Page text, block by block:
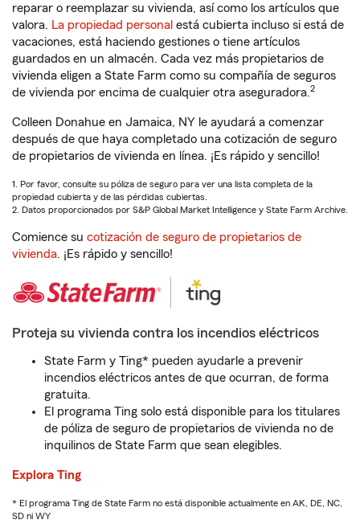
reparar o reemplazar su vivienda, así como los artículos que
valora. La propiedad personal está cubierta incluso si está de
vacaciones, está haciendo gestiones o tiene artículos
guardados en un almacén. Cada vez más propietarios de
vivienda eligen a State Farm como su compañía de seguros
de vivienda por encima de cualquier otra aseguradora.2
Colleen Donahue en Jamaica, NY le ayudará a comenzar
después de que haya completado una cotización de seguro
de propietarios de vivienda en línea. ¡Es rápido y sencillo!
1. Por favor, consulte su póliza de seguro para ver una lista completa de la
propiedad cubierta y de las pérdidas cubiertas.
2. Datos proporcionados por S&P Global Market Intelligence y State Farm Archive.
Comience su cotización de seguro de propietarios de
vivienda. ¡Es rápido y sencillo!
Proteja su vivienda contra los incendios eléctricos
State Farm y Ting* pueden ayudarle a prevenir
incendios eléctricos antes de que ocurran, de forma
gratuita.
El programa Ting solo está disponible para los titulares
de póliza de seguro de propietarios de vivienda no de
inquilinos de State Farm que sean elegibles.
Explora Ting
* El programa Ting de State Farm no está disponible actualmente en AK, DE, NC,
SD ni WY